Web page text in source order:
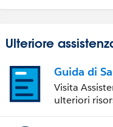
Ulteriore
Guida di
Visita
ulteriori